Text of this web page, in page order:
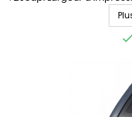
Ethernet, USB hôte, RS-